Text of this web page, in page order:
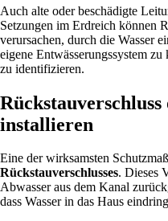
Auch alte oder beschädigte
Setzungen im Erdreich können
verursachen, durch die Wasser
eigene Entwässerungssystem
zu identifizieren.
installieren
Eine der wirksamsten
Rückstauverschlusses. Dieses
Abwasser aus dem Kanal
dass Wasser in das Haus